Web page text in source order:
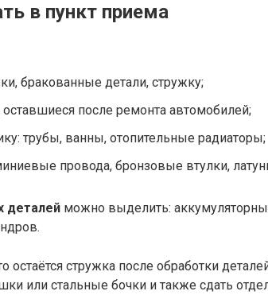
в пункт приема
бракованные детали, стружку;
оставшиеся после ремонта автомобилей;
трубы, ванны, отопительные радиаторы;
провода, бронзовые втулки,
деталей можно выделить:
остаётся стружка после обработки
или стальные бочки и также сдать